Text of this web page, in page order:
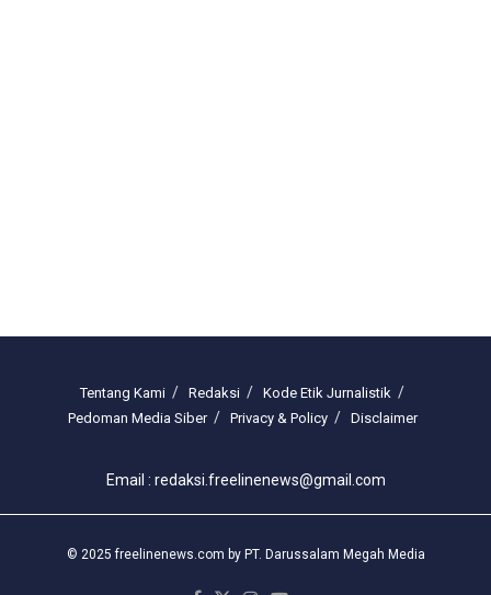
Tentang Kami Redaksi
Kode Etik Jurnalistik
Pedoman Media Siber
Privacy & Policy Disclaimer
Email : redaksi.freelinenews@gmail.com
© 2025 freelinenews.com by PT. Darussalam Megah Media